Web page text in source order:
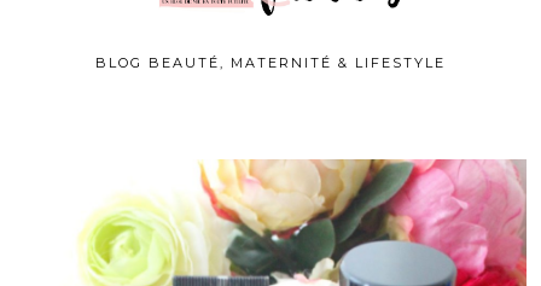
BLOG BEAUTÉ, MATERNITÉ & LIFESTYLE